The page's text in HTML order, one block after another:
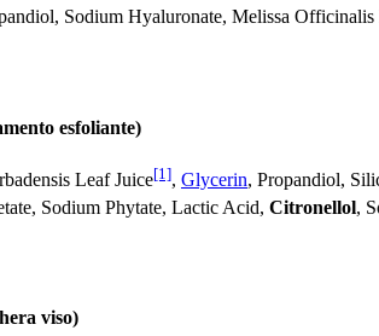
Sodium Hyaluronate, Melissa Officinalis
esfoliante)
Leaf Juice[1], Glycerin, Propandiol,
Sodium Phytate, Lactic Acid, Citronellol,
viso)